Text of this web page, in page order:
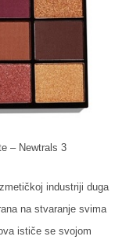
– Newtrals 3
industriji duga
na stvaranje svima
ističe se svojom